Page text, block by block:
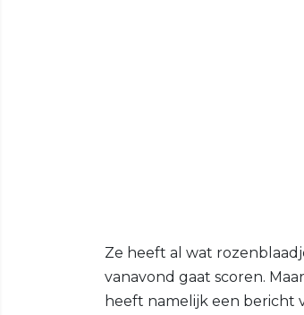
Ze heeft al wat
vanavond gaat scoren.
heeft namelijk een bericht